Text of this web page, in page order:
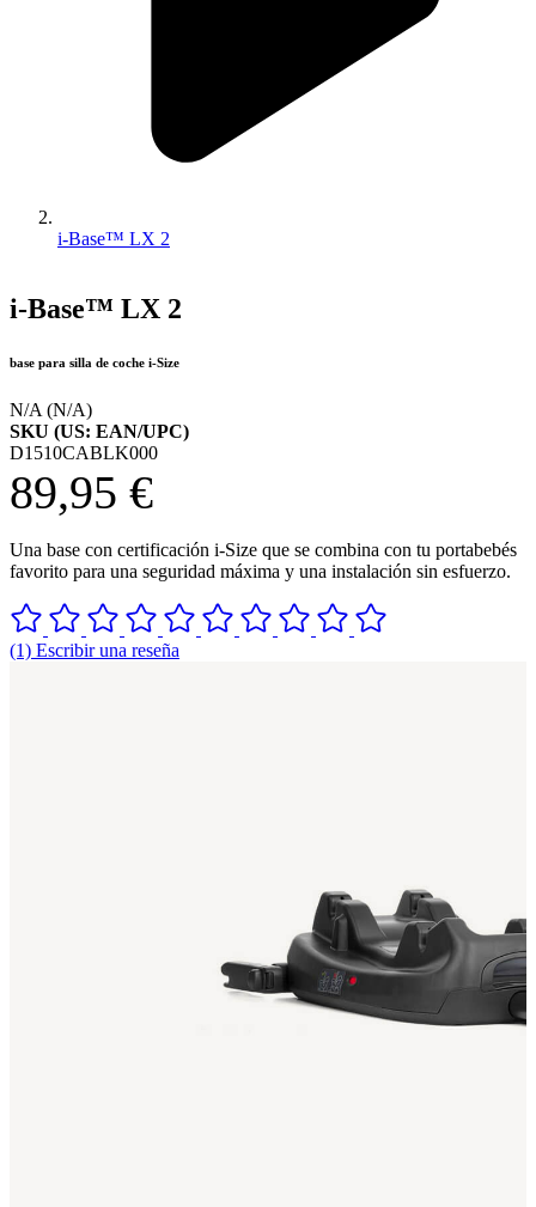
i-Base™ LX 2
i-Base™ LX 2
base para silla de coche i-Size
N/A (N/A)
SKU (US: EAN/UPC)
D1510CABLK000
89,95 €
Una base con certificación i-Size que se combina con tu portabebés
favorito para una seguridad máxima y una instalación sin esfuerzo.
(1) Escribir una reseña